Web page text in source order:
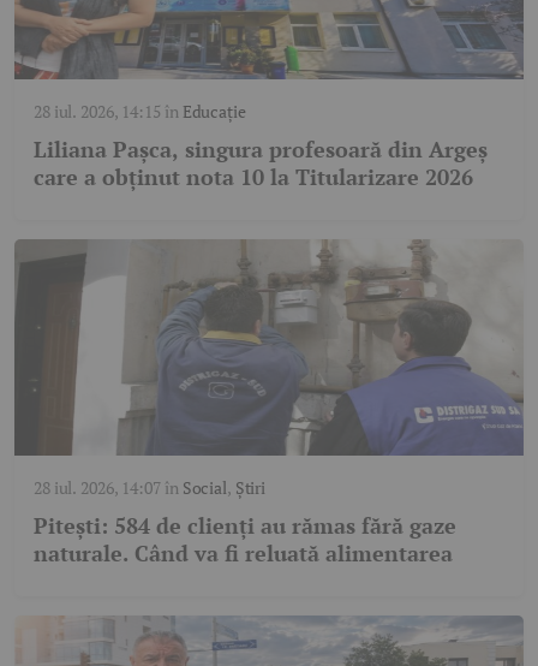
28 iul. 2026, 14:15 în Educație
Liliana Pașca, singura profesoară din Argeș
care a obținut nota 10 la Titularizare 2026
28 iul. 2026, 14:07în Social, Știri
Pitești: 584 de clienți au rămas fără gaze
naturale. Când va fi reluată alimentarea